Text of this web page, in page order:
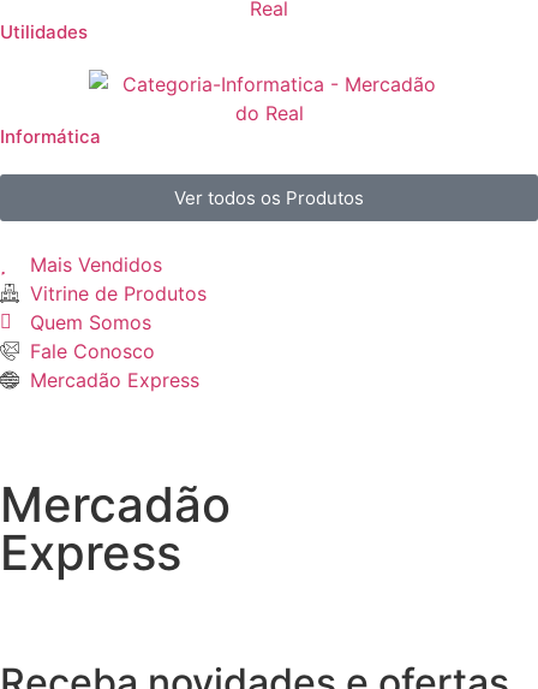
Utilidades
Informática
Ver todos os Produtos
Mais Vendidos
Vitrine de Produtos
Quem Somos
Fale Conosco
Mercadão Express
Mercadão
Express